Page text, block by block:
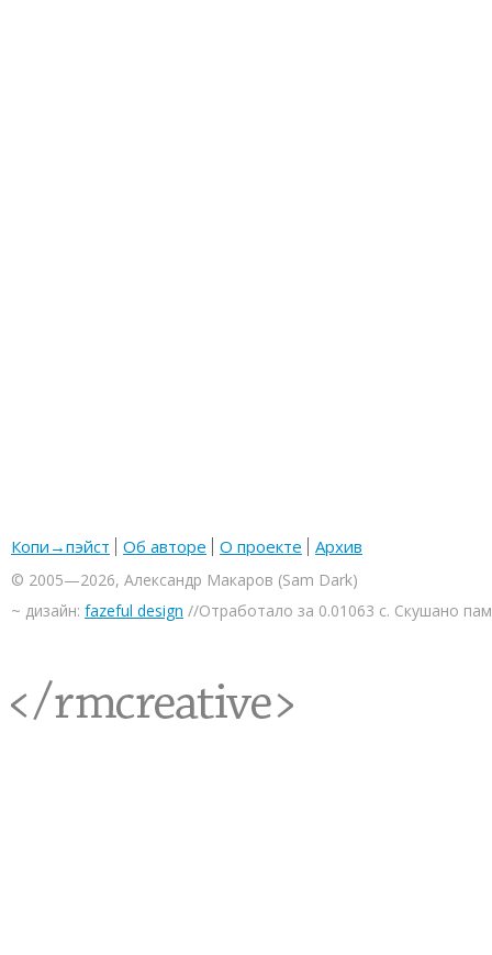
Копи→пэйст Об авторе О проекте Архив
© 2005—2026, Александр Макаров (Sam Dark)
~ дизайн: fazeful design //Отработало за 0.01063 с. Скушано
<rmcreative/>